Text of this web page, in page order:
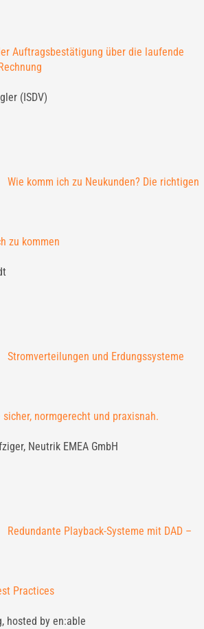
Auftragsbestätigung über die laufende
(ISDV)
Wie komm ich zu Neukunden? Die richtigen
zu kommen
Stromverteilungen und Erdungssysteme
normgerecht und praxisnah.
Neutrik EMEA GmbH
Redundante Playback-Systeme mit DAD –
Practices
hosted by en:able